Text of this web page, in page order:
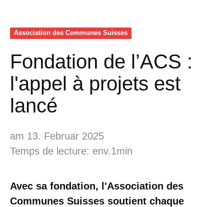
Association des Communes Suisses
Fondation de l’ACS :
l'appel à projets est
lancé
am 13. Februar 2025
Temps de lecture: env.1min
Avec sa fondation, l'Association des
Communes Suisses soutient chaque